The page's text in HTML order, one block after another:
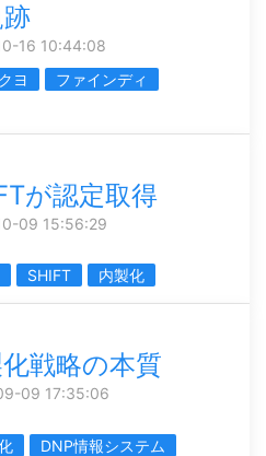
16 10:44:08
ヨ
ファインディ
が認定取得
09 15:56:29
SHIFT 内製化
戦略の本質
09 17:35:06
DNP情報システム